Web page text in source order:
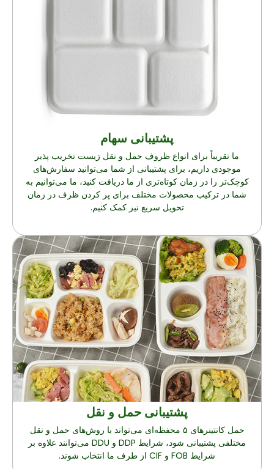
پشتیبانی سهام
ما تقریباً برای انواع ظروف حمل و نقل زیست تخریب پذیر
موجودی داریم، برای پشتیبانی از شما می‌توانید سفارش‌های
کوچک‌تر را در زمان کوتاه‌تری از ما دریافت کنید، ما می‌توانیم به
شما در ترکیب محصولات مختلف برای پر کردن ظرف در زمان
تحویل سریع نیز کمک کنیم.
پشتیبانی حمل و نقل
حمل کانتینرهای ۵ محفظه‌ای می‌تواند با روش‌های حمل و نقل
مختلفی پشتیبانی شود، شرایط DDP و DDU می‌توانند علاوه بر
شرایط FOB و CIF از طرف ما انتخاب شوند.